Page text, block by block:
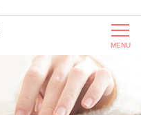
MENU